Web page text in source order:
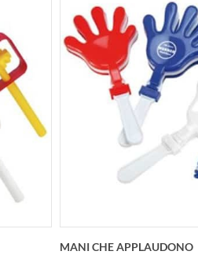
MANI CHE APPLAUDONO